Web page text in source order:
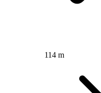
114 m